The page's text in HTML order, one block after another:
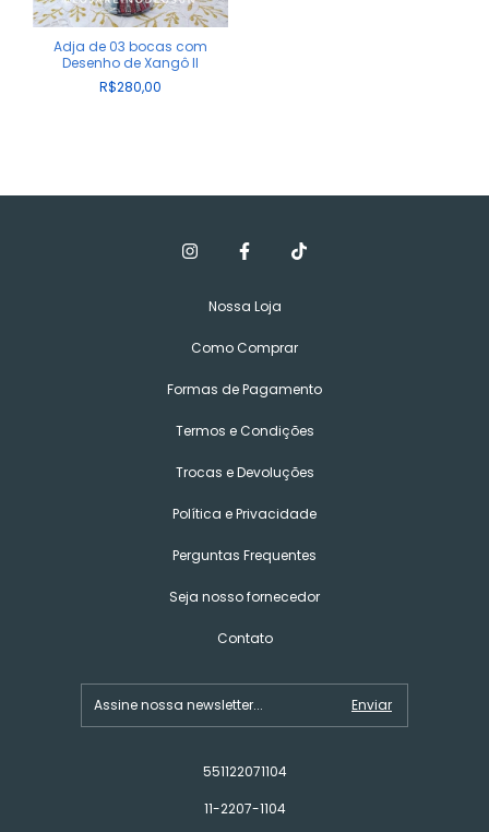
Adja de 03 bocas com
Desenho de Xangô II
R$280,00
Nossa Loja
Como Comprar
Formas de Pagamento
Termos e Condições
Trocas e Devoluções
Política e Privacidade
Perguntas Frequentes
Seja nosso fornecedor
Contato
551122071104
11-2207-1104